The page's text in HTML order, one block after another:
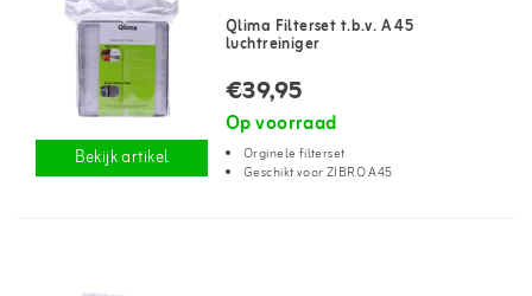
Bekijk artikel
Qlima Filterset t.b.v. A 45
luchtreiniger
€39,95
Op voorraad
Orginele filterset
Geschikt voor ZIBRO A45